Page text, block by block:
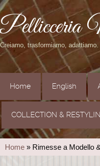
Creiamo, trasformiamo,
Home English
COLLECTION &
Home » Rimesse a Modello